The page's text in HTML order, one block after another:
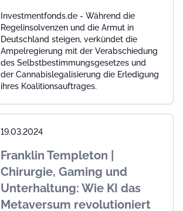
Investmentfonds.de - Während die
Regelinsolvenzen und die Armut in
Deutschland steigen, verkündet die
Ampelregierung mit der Verabschiedung
des Selbstbestimmungsgesetzes und
der Cannabislegalisierung die Erledigung
ihres Koalitionsauftrages.
19.03.2024
Franklin Templeton |
Chirurgie, Gaming und
Unterhaltung: Wie KI das
Metaversum revolutioniert